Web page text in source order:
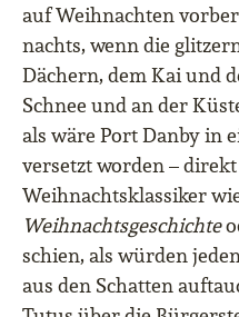
auf Weihnachten
nachts, wenn die
Dächern, dem Kai und
Schnee und an der
als wäre Port Danby in
versetzt worden –
Weihnachtsklassiker
Weihnachtsgeschichte
schien, als würden
aus den Schatten